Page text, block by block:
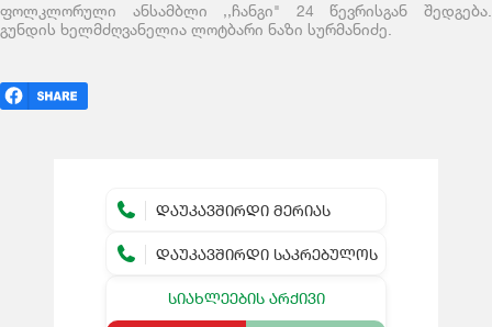
ფოლკლორული ანსამბლი ,,ჩანგი" 24 წევრისგან შედგება.
გუნდის ხელმძღვანელია ლოტბარი ნაზი სურმანიძე.
ᲓᲐᲣᲙᲐᲕᲨᲘᲠᲓᲘ ᲛᲔᲠᲘᲐᲡ
ᲓᲐᲣᲙᲐᲕᲨᲘᲠᲓᲘ ᲡᲐᲙᲠᲔᲑᲣᲚᲝᲡ
ᲡᲘᲐᲮᲚᲔᲔᲑᲘᲡ ᲐᲠᲥᲘᲕᲘ